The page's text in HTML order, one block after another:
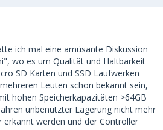
ich mal eine amüsante Diskussion
wo es um Qualität und Haltbarkeit
SD Karten und SSD Laufwerken
Leuten schon bekannt sein,
hohen Speicherkapazitäten >64GB
unbenutzter Lagerung nicht mehr
werden und der Controller